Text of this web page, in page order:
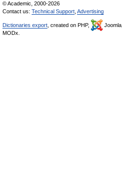
© Academic, 2000-2026
Contact us: Technical Support Advertising
Dictionaries export , created on PHP, Joomla,
MODx.